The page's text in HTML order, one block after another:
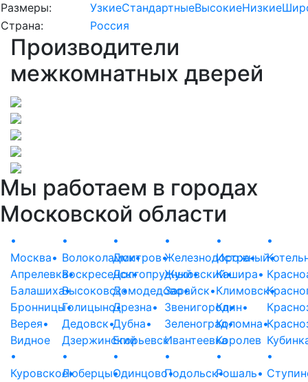
Размеры:
УзкиеСтандартныеВысокиеНизкие
Страна:
Россия
Производители
межкомнатных дверей
Мы работаем в городах
Московской области
•
Москва•
Апрелевка•
Балашиха•
Бронницы•
Верея•
Видное
•
Волоколамск•
Воскресенск•
Высоковск•
Голицыно•
Дедовск•
Дзержинский
•
Дмитров•
Долгопрудный•
Домодедово•
Дрезна•
Дубна•
Егорьевск
•
Железнодорожный•
Жуковский•
Зарайск•
Звенигород•
Зеленоград•
Ивантеевка
•
Истра•
Кашира•
Климовск•
Клин•
Коломна•
Королев
•
•
Куровское•
•
Люберцы•
•
Одинцово•
•
Подольск•
•
Рошаль•
•